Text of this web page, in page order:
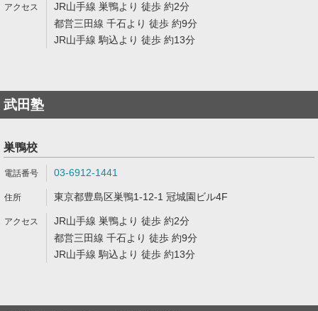
JR山手線 巣鴨より 徒歩 約2分
都営三田線 千石より 徒歩 約9分
JR山手線 駒込より 徒歩 約13分
武田塾
巣鴨校
03-6912-1441
東京都豊島区巣鴨1-12-1 冠城園ビル4F
JR山手線 巣鴨より 徒歩 約2分
都営三田線 千石より 徒歩 約9分
JR山手線 駒込より 徒歩 約13分